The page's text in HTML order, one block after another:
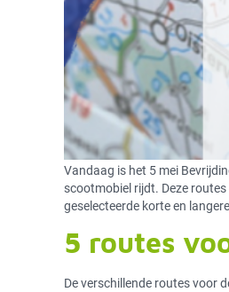
Vandaag is het 5 mei
scootmobiel rijdt. Deze
geselecteerde korte en
5 routes
De verschillende routes voor